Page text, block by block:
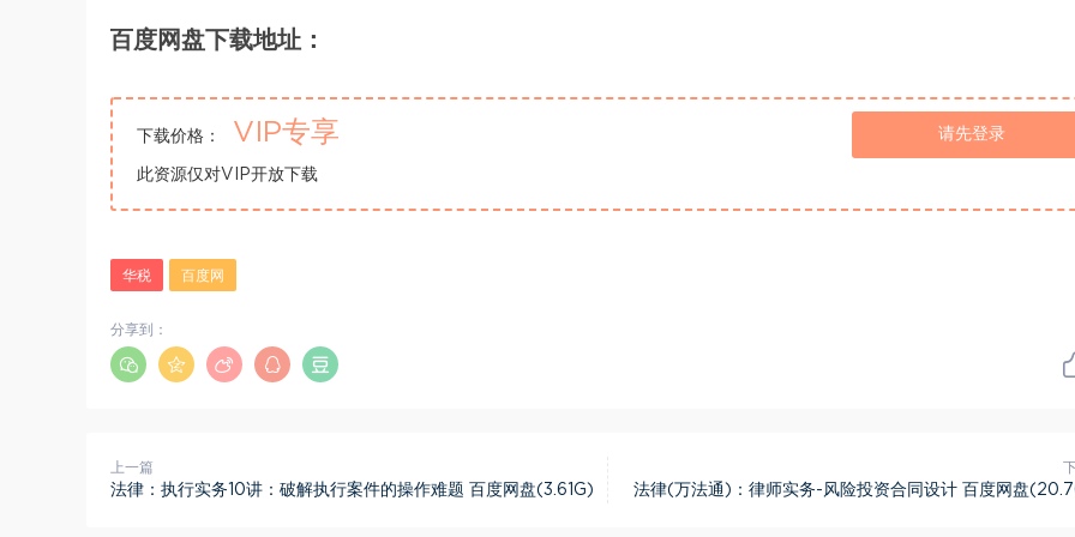
百度网盘下载地址：
下载价格： VIP专享
此资源仅对VIP开放下载
请先登录
华税 百度网
分享到：
上一篇
法律：执行实务10讲：破解执行案件的操作难题 百度网盘(3.61G) 法律(万法通)：律师实务-风险投资合同设计 百度网盘